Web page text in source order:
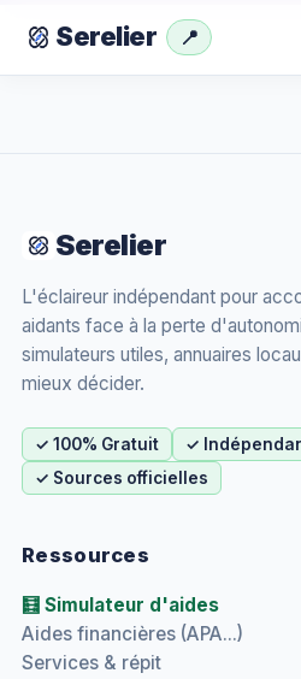
Serelier 📍
Serelier
L'éclaireur indépendant pour
aidants face à la perte
simulateurs utiles, annuaires
mieux décider.
✓ 100% Gratuit
✓
✓ Sources officielles
Ressources
🧮 Simulateur d'aides
Aides financières (APA...)
Services & répit